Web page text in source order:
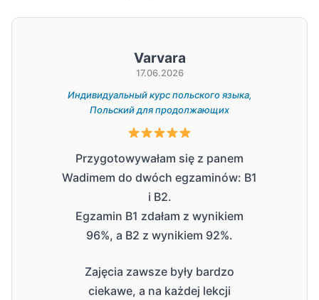
Varvara
17.06.2026
Индивидуальный курс польского языка,
Польский для продолжающих
Przygotowywałam się z panem
Wadimem do dwóch egzaminów: B1
i B2.
Egzamin B1 zdałam z wynikiem
96%, a B2 z wynikiem 92%.
Zajęcia zawsze były bardzo
ciekawe, a na każdej lekcji